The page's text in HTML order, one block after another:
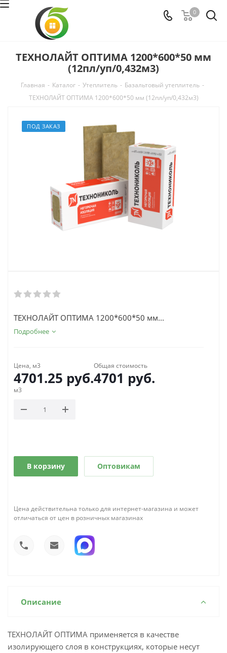
0
ТЕХНОЛАЙТ ОПТИМА 1200*600*50 мм
(12пл/уп/0,432м3)
Главная - Каталог - Утеплитель - Базальтовый утеплитель -
ТЕХНОЛАЙТ ОПТИМА 1200*600*50 мм (12пл/уп/0,432м3)
ПОД ЗАКАЗ
ТЕХНОЛАЙТ ОПТИМА 1200*600*50 мм...
Подробнее
Цена, м3
4701.25 руб.
Общая стоимость
4701 руб.
м3
В корзину Оптовикам
Цена действительна только для интернет-магазина и может
отличаться от цен в розничных магазинах
Описание
ТЕХНОЛАЙТ ОПТИМА применяется в качестве
изолирующего слоя в конструкциях, которые несут